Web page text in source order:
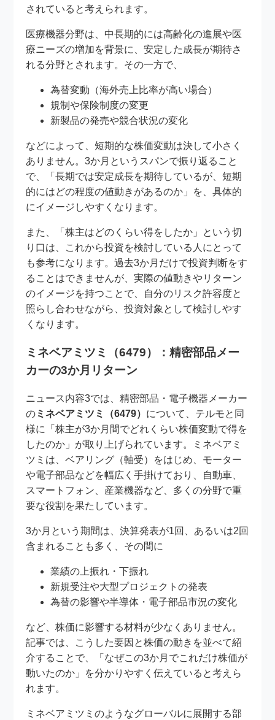
されていると考えられます。
医療機器分野は、中長期的には高齢化の進展や医
療ニーズの増加を背景に、安定した成長が期待さ
れる分野とされます。その一方で、
為替変動（海外売上比率が高い場合）
規制や保険制度の変更
新製品の発売や競合状況の変化
などによって、短期的な株価変動は決して小さく
ありません。3か月というスパンで振り返ること
で、「長期では安定成長を期待しているが、短期
的にはどの程度の値動きがあるのか」を、具体的
にイメージしやすくなります。
また、「株主はどのくらい得をしたか」という切
り口は、これから投資を検討している人にとって
も参考になります。過去3か月だけで投資判断をす
ることはできませんが、実際の値動きやリターン
のイメージを持つことで、自分のリスク許容度と
照らし合わせながら、投資対象として検討しやす
くなります。
ミネベアミツミ（6479）：精密部品メー
カーの3か月リターン
ニュース内容3では、精密部品・電子機器メーカー
のミネベアミツミ（6479） について、テルモと同
様に「株主が3か月間でどれくらい株価変動で得を
したのか」が取り上げられています。ミネベアミ
ツミは、ベアリング（軸受）をはじめ、モーター
や電子部品などを幅広く手掛けており、自動車、
スマートフォン、産業機器など、多くの分野で重
要な役割を果たしています。
3か月という期間は、決算発表が1回、あるいは2回
含まれることも多く、その間に
業績の上振れ・下振れ
新規受注や大型プロジェクトの発表
為替の影響や半導体・電子部品市況の変化
など、株価に影響する材料が少なくありません。
記事では、こうした要因と株価の動きを並べて紹
介することで、「なぜこの3か月でこれだけ株価が
動いたのか」を分かりやすく伝えていると考えら
れます。
ミネベアミツミのようなグローバルに展開する部